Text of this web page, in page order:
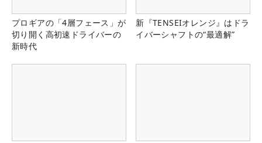
プロギアの「4層フェース」が
切り開く高初速ドライバーの
新時代
新『TENSEIオレンジ』はドラ
イバーシャフトの“最適解”